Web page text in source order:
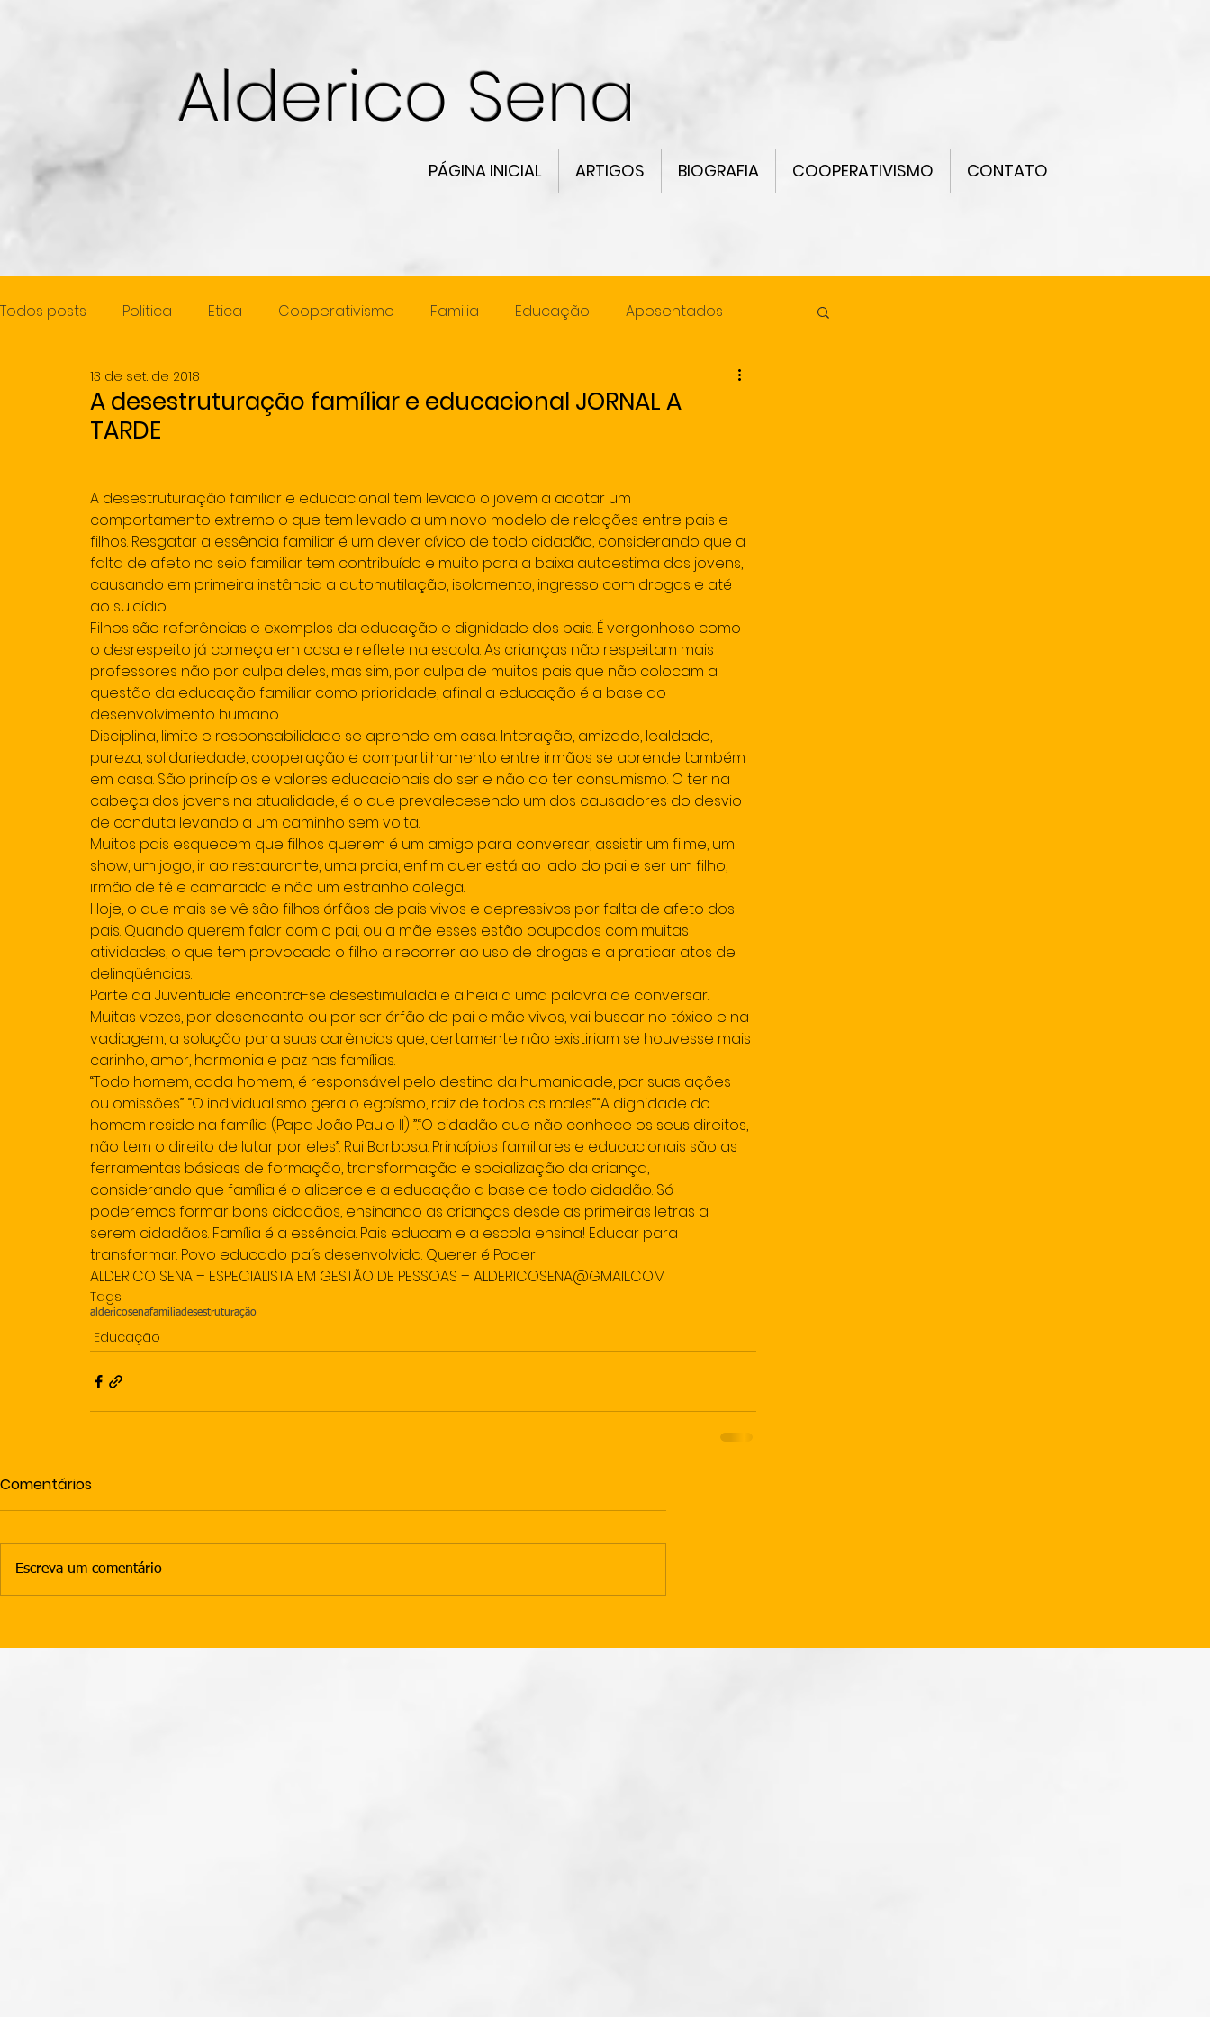
Alderico Sena
PÁGINA INICIAL ARTIGOS BIOGRAFIA COOPERATIVISMO CONTATO
Todos posts Politica Etica Cooperativismo Familia Educação Aposentados
Cidadania Juventude
A desestruturação famíliar e educacional JORNAL A
TARDE
13 de set. de 2018
A desestruturação familiar e educacional tem levado o jovem a adotar um
comportamento extremo o que tem levado a um novo modelo de relações entre pais e
filhos. Resgatar a essência familiar é um dever cívico de todo cidadão, considerando que a
falta de afeto no seio familiar tem contribuído e muito para a baixa autoestima dos jovens,
causando em primeira instância a automutilação, isolamento, ingresso com drogas e até
ao suicídio.
Filhos são referências e exemplos da educação e dignidade dos pais. É vergonhoso como
o desrespeito já começa em casa e reflete na escola. As crianças não respeitam mais
professores não por culpa deles, mas sim, por culpa de muitos pais que não colocam a
questão da educação familiar como prioridade, afinal a educação é a base do
desenvolvimento humano.
Disciplina, limite e responsabilidade se aprende em casa. Interação, amizade, lealdade,
pureza, solidariedade, cooperação e compartilhamento entre irmãos se aprende também
em casa. São princípios e valores educacionais do ser e não do ter consumismo. O ter na
cabeça dos jovens na atualidade, é o que prevalecesendo um dos causadores do desvio
de conduta levando a um caminho sem volta.
Muitos pais esquecem que filhos querem é um amigo para conversar, assistir um filme, um
show, um jogo, ir ao restaurante, uma praia, enfim quer está ao lado do pai e ser um filho,
irmão de fé e camarada e não um estranho colega.
Hoje, o que mais se vê são filhos órfãos de pais vivos e depressivos por falta de afeto dos
pais. Quando querem falar com o pai, ou a mãe esses estão ocupados com muitas
atividades, o que tem provocado o filho a recorrer ao uso de drogas e a praticar atos de
delinqüências.
Parte da Juventude encontra-se desestimulada e alheia a uma palavra de conversar.
Muitas vezes, por desencanto ou por ser órfão de pai e mãe vivos, vai buscar no tóxico e na
vadiagem, a solução para suas carências que, certamente não existiriam se houvesse mais
carinho, amor, harmonia e paz nas famílias.
“Todo homem, cada homem, é responsável pelo destino da humanidade, por suas ações
ou omissões”. “O individualismo gera o egoísmo, raiz de todos os males”.“A dignidade do
homem reside na família (Papa João Paulo II) ”.“O cidadão que não conhece os seus direitos,
não tem o direito de lutar por eles”. Rui Barbosa. Princípios familiares e educacionais são as
ferramentas básicas de formação, transformação e socialização da criança,
considerando que família é o alicerce e a educação a base de todo cidadão. Só
poderemos formar bons cidadãos, ensinando as crianças desde as primeiras letras a
serem cidadãos. Família é a essência. Pais educam e a escola ensina! Educar para
transformar. Povo educado país desenvolvido. Querer é Poder!
ALDERICO SENA – ESPECIALISTA EM GESTÃO DE PESSOAS – ALDERICOSENA@GMAIL.COM
Tags:
aldericosenafamiliadesestruturação
Educação
Comentários
Escreva um comentário